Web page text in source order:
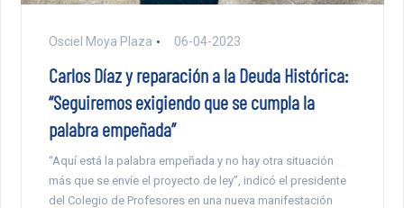
Osciel Moya Plaza 06-04-2023
Carlos Díaz y reparación a la Deuda Histórica:
“Seguiremos exigiendo que se cumpla la
palabra empeñada”
“Aquí está la palabra empeñada y no hay otra situación
más que se envíe el proyecto de ley”, indicó el presidente
del Colegio de Profesores en una nueva manifestación